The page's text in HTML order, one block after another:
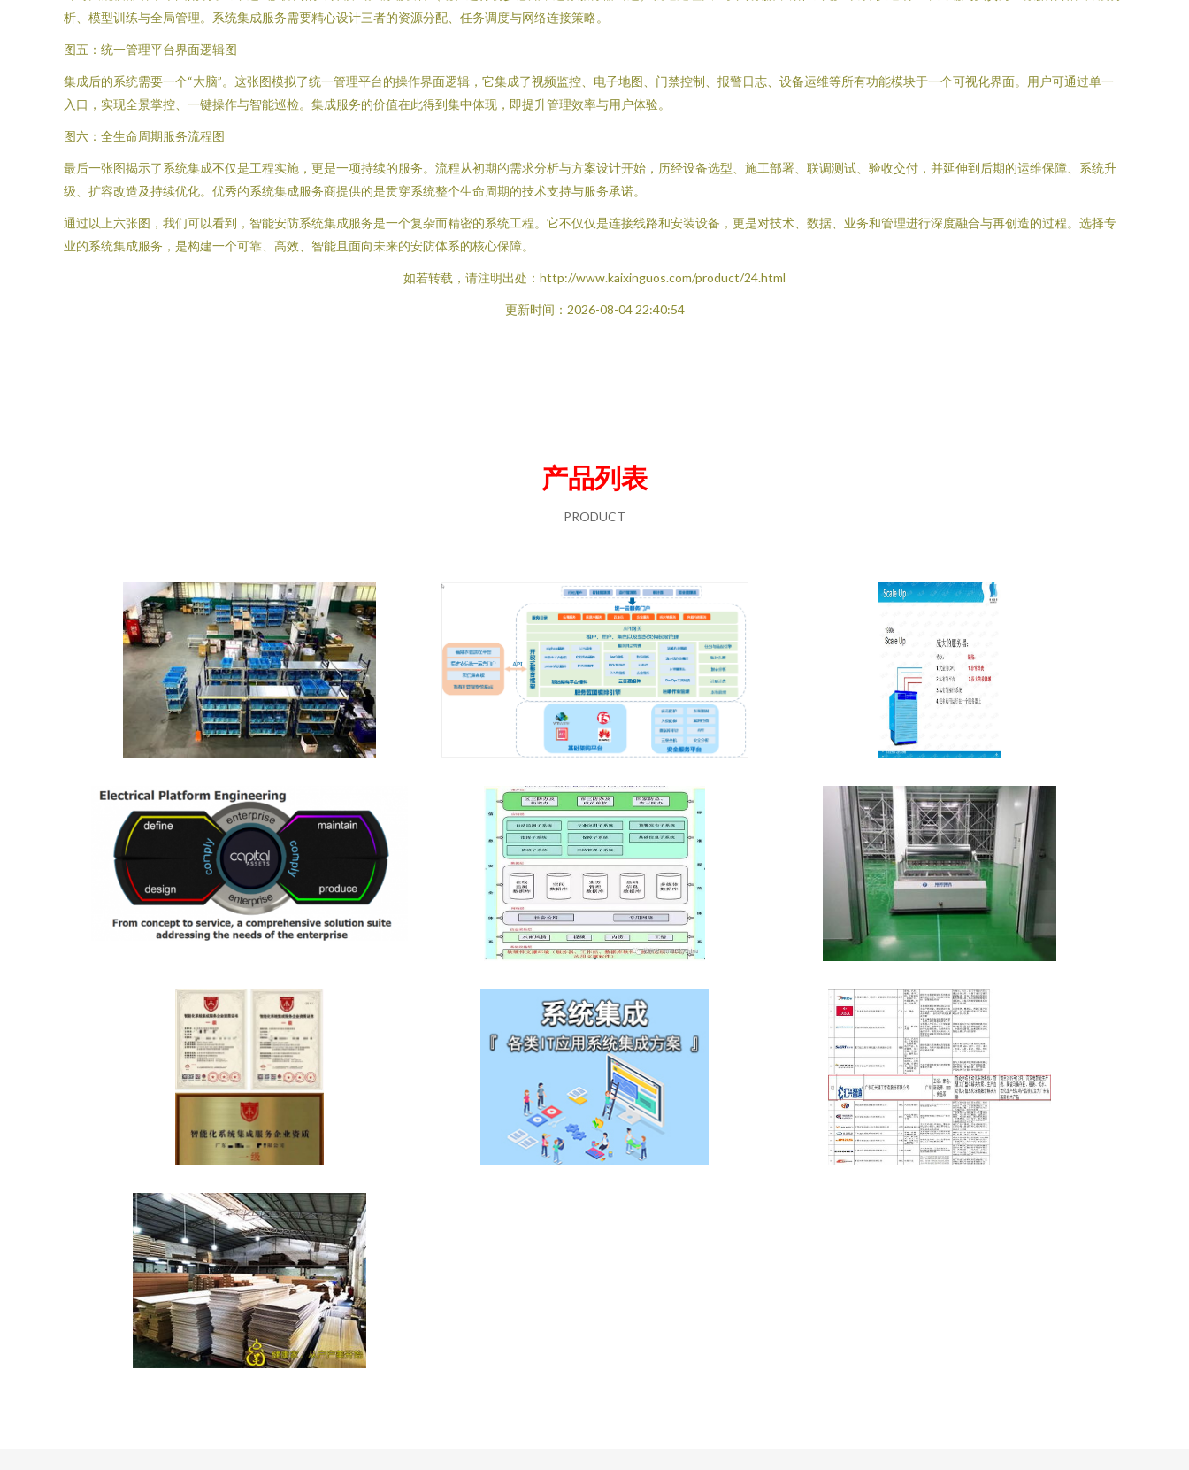
析、模型训练与全局管理。系统集成服务需要精心设计三者的资源分配、任务调度与网络连接策略。
图五：统一管理平台界面逻辑图
集成后的系统需要一个“大脑”。这张图模拟了统一管理平台的操作界面逻辑，它集成了视频监控、电子地图、门禁控制、报警日志、设备运维等所有功能模块于一个可视化界面。用户可通过单一
入口，实现全景掌控、一键操作与智能巡检。集成服务的价值在此得到集中体现，即提升管理效率与用户体验。
图六：全生命周期服务流程图
最后一张图揭示了系统集成不仅是工程实施，更是一项持续的服务。流程从初期的需求分析与方案设计开始，历经设备选型、施工部署、联调测试、验收交付，并延伸到后期的运维保障、系统升
级、扩容改造及持续优化。优秀的系统集成服务商提供的是贯穿系统整个生命周期的技术支持与服务承诺。
通过以上六张图，我们可以看到，智能安防系统集成服务是一个复杂而精密的系统工程。它不仅仅是连接线路和安装设备，更是对技术、数据、业务和管理进行深度融合与再创造的过程。选择专
业的系统集成服务，是构建一个可靠、高效、智能且面向未来的安防体系的核心保障。
如若转载，请注明出处：http://www.kaixinguos.com/product/24.html
更新时间：2026-08-04 22:40:54
产品列表
PRODUCT